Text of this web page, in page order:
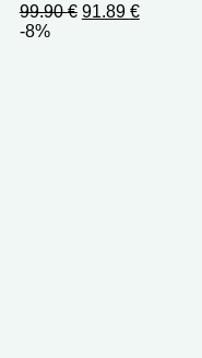
99.90€ Ursprünglicher
91.89 €Aktueller
-8%